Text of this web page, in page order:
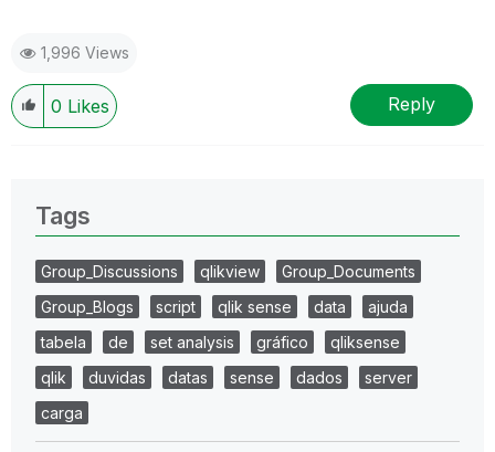
1,996 Views
0 Likes Reply
Tags
Group_Discussions qlikview
Group_Documents
Group_Blogs
script qlik sense data
ajuda
tabela
de set analysis gráfico
qliksense
qlik
duvidas datas sense dados
server
carga